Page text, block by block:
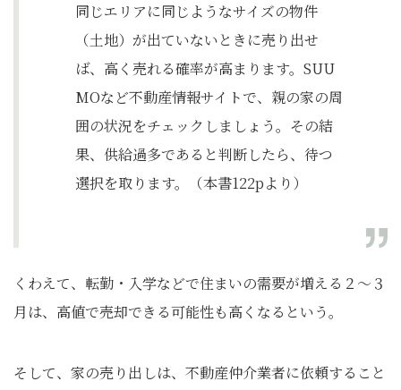
同じエリアに同じようなサイズの物件
（土地）が出ていないときに売り出せ
ば、高く売れる確率が高まります。SUU
MOなど不動産情報サイトで、親の家の周
囲の状況をチェックしましょう。その結
果、供給過多であると判断したら、待つ
選択を取ります。（本書122pより）
くわえて、転勤・入学などで住まいの需要が増える２～３
月は、高値で売却できる可能性も高くなるという。
そして、家の売り出しは、不動産仲介業者に依頼すること